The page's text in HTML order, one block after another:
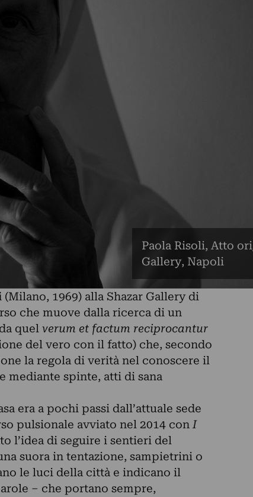
Paola Risoli, Atto
Gallery, Napoli
(Milano, 1969) alla Shazar Gallery di
che muove dalla ricerca di un
quel verum et factum reciprocantur
del vero con il fatto) che, secondo
la regola di verità nel conoscere il
spinte, atti di sana
era a pochi passi dall’attuale sede
pulsionale avviato nel 2014 con I
l’idea di seguire i sentieri del
suora in tentazione, sampietrini o
le luci della città e indicano il
– che portano sempre,